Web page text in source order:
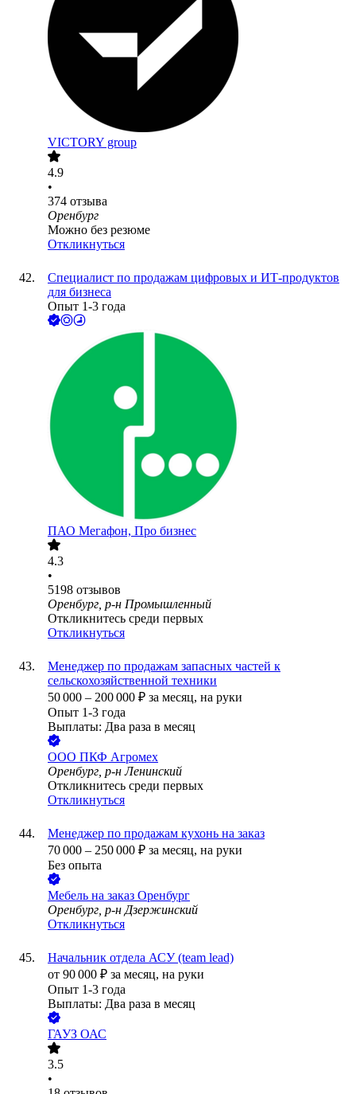
VICTORY group
4.9
•
374 отзыва
Оренбург
Можно без резюме
Откликнуться
Специалист по продажам цифровых и ИТ-продуктов
для бизнеса
Опыт 1-3 года
ПАО Мегафон, Про бизнес
4.3
•
5198 отзывов
Оренбург, р-н Промышленный
Откликнитесь среди первых
Откликнуться
Менеджер по продажам запасных частей к
сельскохозяйственной техники
50 000 – 200 000 ₽ за месяц, на руки
Опыт 1-3 года
Выплаты: Два раза в месяц
ООО ПКФ Агромех
Оренбург, р-н Ленинский
Откликнитесь среди первых
Откликнуться
Менеджер по продажам кухонь на заказ
70 000 – 250 000 ₽ за месяц, на руки
Без опыта
Мебель на заказ Оренбург
Оренбург, р-н Дзержинский
Откликнуться
Начальник отдела АСУ (team lead)
от 90 000 ₽ за месяц, на руки
Опыт 1-3 года
Выплаты: Два раза в месяц
ГАУЗ ОАС
3.5
•